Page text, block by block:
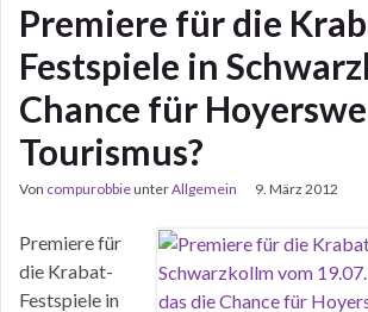
Premiere für die
Festspiele in
Chance für
Tourismus?
Von compurobbieunterAllgemein 9. März 2012
Premiere für
die Krabat-
Festspiele in